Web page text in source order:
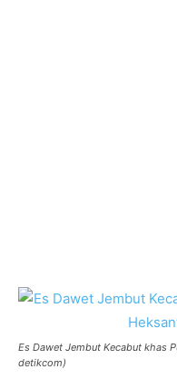
Es Dawet Jembut Kecabut khas
detikcom)